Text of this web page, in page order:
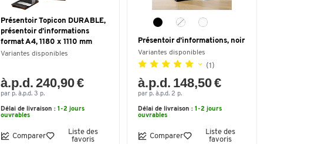
Présentoir Topicon DURABLE,
présentoir d’informations
format A4, 1180 x 1110 mm
Variantes disponibles
à.p.d. 240,90 €
par p. à.p.d. 3 p.
Délai de livraison : 1-2 jours
ouvrables
Comparer
Liste des
favoris
Présentoir d’informations, noir
Variantes disponibles
(1)
à.p.d. 148,50 €
par p. à.p.d. 2 p.
Délai de livraison : 1-2 jours
ouvrables
Comparer
Liste des
favoris